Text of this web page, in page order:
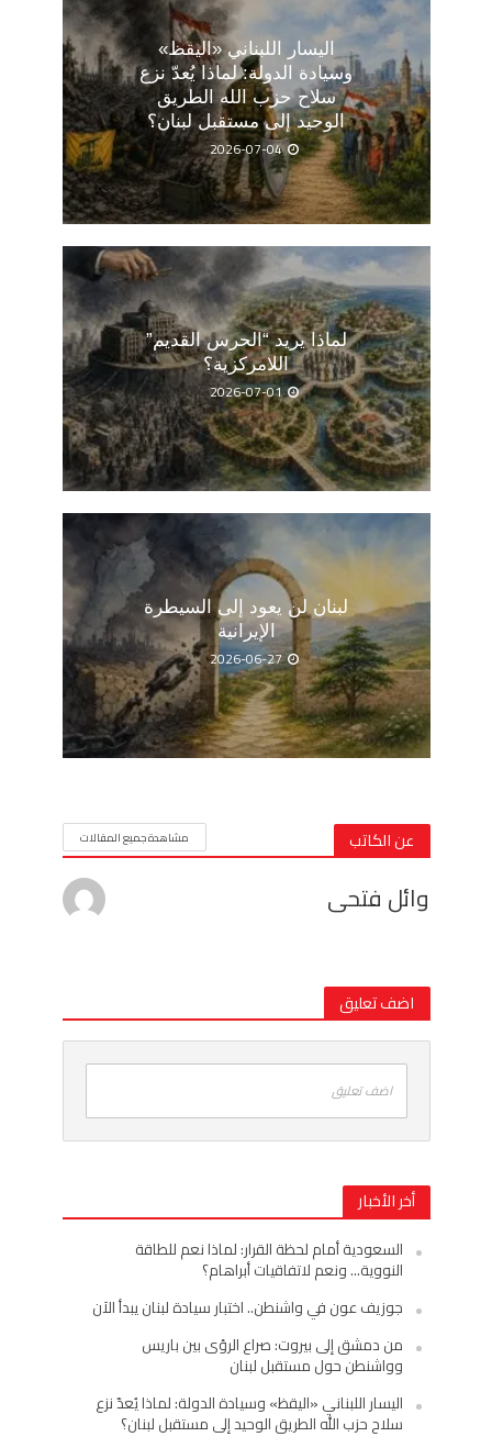
اليسار اللبناني «اليقظ»
وسيادة الدولة: لماذا يُعدّ نزع
سلاح حزب الله الطريق
الوحيد إلى مستقبل لبنان؟
2026-07-04
لماذا يريد “الحرس القديم”
اللامركزية؟
2026-07-01
لبنان لن يعود إلى السيطرة
الإيرانية
2026-06-27
عن الكاتب مشاهدة جميع المقالات
وائل فتحى
اضف تعليق
اضف تعليق
أخر الأخبار
السعودية أمام لحظة القرار: لماذا نعم للطاقة
النووية… ونعم لاتفاقيات أبراهام؟
جوزيف عون في واشنطن.. اختبار سيادة لبنان يبدأ الآن
من دمشق إلى بيروت: صراع الرؤى بين باريس
وواشنطن حول مستقبل لبنان
اليسار اللبناني «اليقظ» وسيادة الدولة: لماذا يُعدّ نزع
سلاح حزب الله الطريق الوحيد إلى مستقبل لبنان؟